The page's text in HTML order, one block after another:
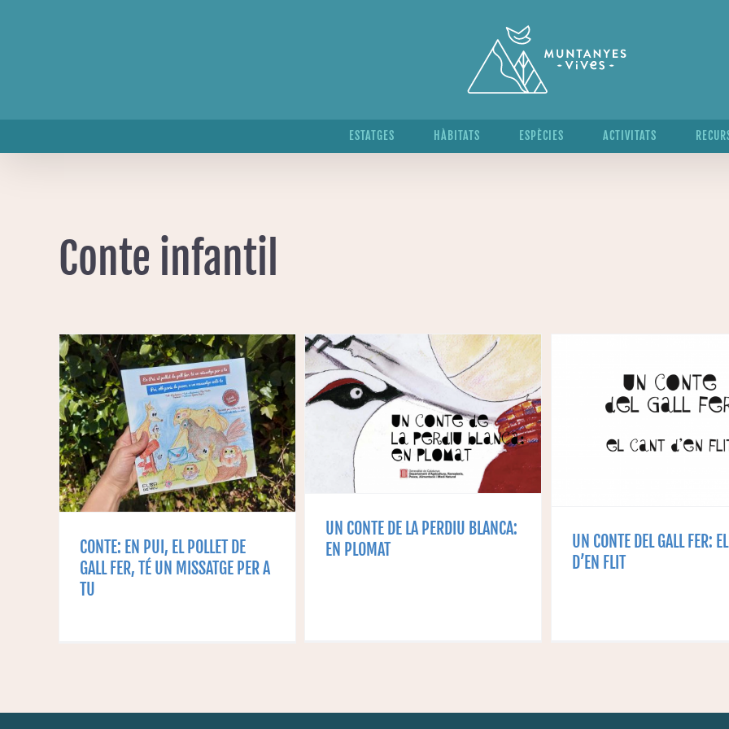
ESTATGES HÀBITATS ESPÈCIES ACTIVITATS
Conte infantil
CONTE: EN PUI, EL POLLET DE
GALL FER, TÉ UN MISSATGE PER A
TU
UN CONTE DE LA
PERDIU BLANCA: EN
PLOMAT
UN CONTE DE LA PERDIU BLANCA:
EN PLOMAT
UN CONTE DEL GALL
FER: EL CANT D’EN
FLIT
UN CONTE DEL GALL FER:
D’EN FLIT
L’ONA I EL
PIRINENC